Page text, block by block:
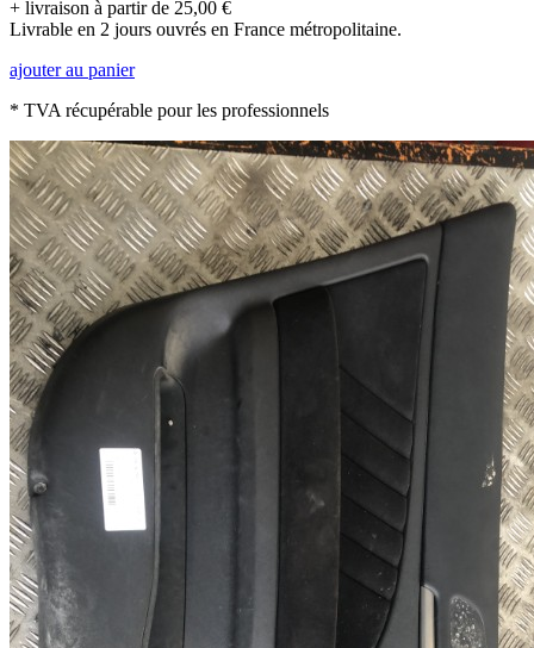
+ livraison à partir de 25,00 €
Livrable en 2 jours ouvrés en France métropolitaine.
ajouter au panier
* TVA récupérable pour les professionnels